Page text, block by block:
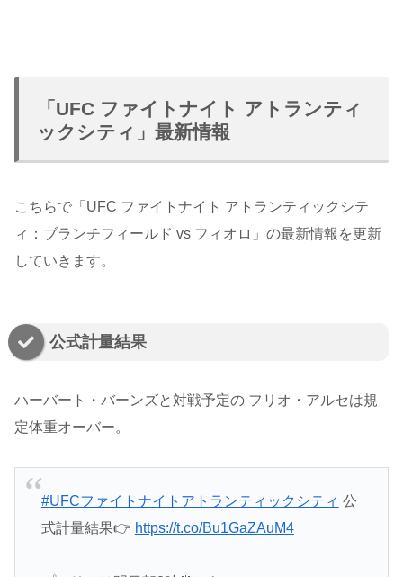
「UFC ファイトナイト アトランティ
ックシティ」最新情報
こちらで「UFC ファイトナイト アトランティックシテ
ィ：ブランチフィールド vs フィオロ」の最新情報を更新
していきます。
公式計量結果
ハーバート・バーンズと対戦予定の フリオ・アルセは規
定体重オーバー。
#UFCファイトナイトアトランティックシティ 公
式計量結果👉️ https://t.co/Bu1GaZAuM4